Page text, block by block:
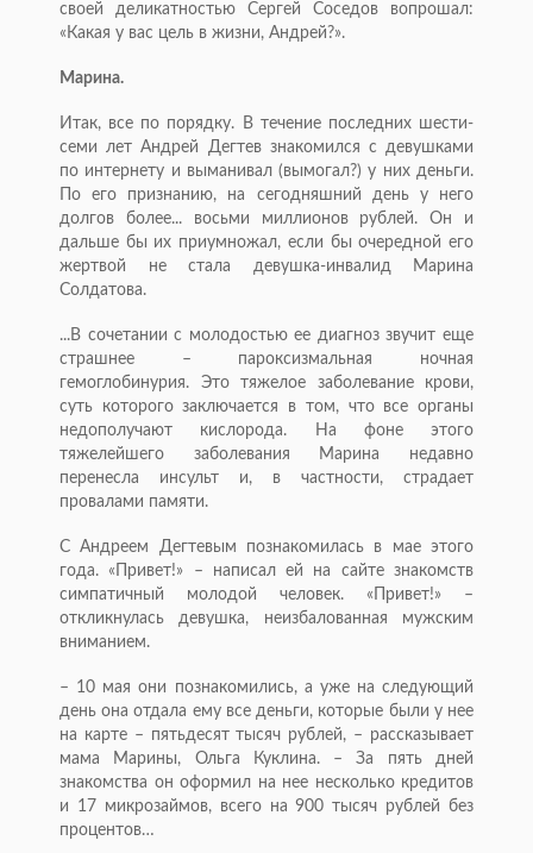
своей деликатностью Сергей Соседов вопрошал:
«Какая у вас цель в жизни, Андрей?».
Марина.
Итак, все по порядку. В течение последних шести-
семи лет Андрей Дегтев знакомился с девушками
по интернету и выманивал (вымогал?) у них деньги.
По его признанию, на сегодняшний день у него
долгов более... восьми миллионов рублей. Он и
дальше бы их приумножал, если бы очередной его
жертвой не стала девушка-инвалид Марина
Солдатова.
...В сочетании с молодостью ее диагноз звучит еще
страшнее – пароксизмальная ночная
гемоглобинурия. Это тяжелое заболевание крови,
суть которого заключается в том, что все органы
недополучают кислорода. На фоне этого
тяжелейшего заболевания Марина недавно
перенесла инсульт и, в частности, страдает
провалами памяти.
С Андреем Дегтевым познакомилась в мае этого
года. «Привет!» – написал ей на сайте знакомств
симпатичный молодой человек. «Привет!» –
откликнулась девушка, неизбалованная мужским
вниманием.
– 10 мая они познакомились, а уже на следующий
день она отдала ему все деньги, которые были у нее
на карте – пятьдесят тысяч рублей, – рассказывает
мама Марины, Ольга Куклина. – За пять дней
знакомства он оформил на нее несколько кредитов
и 17 микрозаймов, всего на 900 тысяч рублей без
процентов…